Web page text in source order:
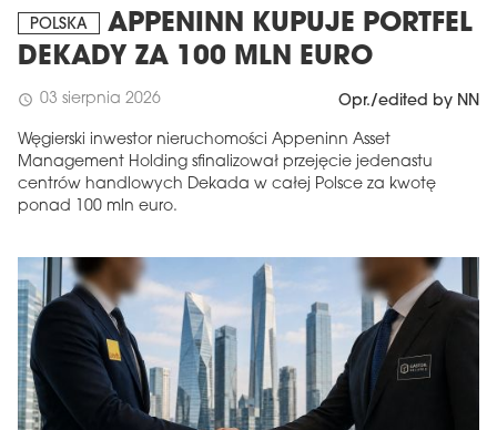
POLSKA
APPENINN KUPUJE PORTFEL
DEKADY ZA 100 MLN EURO
schedule 03 sierpnia 2026 Opr./edited by NN
Węgierski inwestor nieruchomości Appeninn Asset
Management Holding sfinalizował przejęcie jedenastu
centrów handlowych Dekada w całej Polsce za kwotę
ponad 100 mln euro.